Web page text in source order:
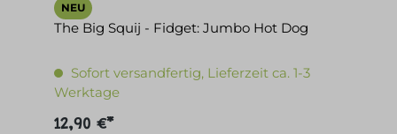
NEU
The Big Squij - Fidget: Jumbo Hot Dog
Sofort versandfertig, Lieferzeit ca. 1-3
Werktage
12,90 €*